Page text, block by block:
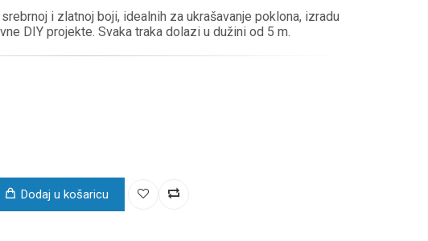
i zlatnoj boji, idealnih za ukrašavanje poklona, izradu
DIY projekte. Svaka traka dolazi u dužini od 5 m.
Dodaj u košaricu